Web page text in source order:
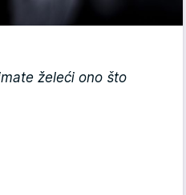
želeći ono što